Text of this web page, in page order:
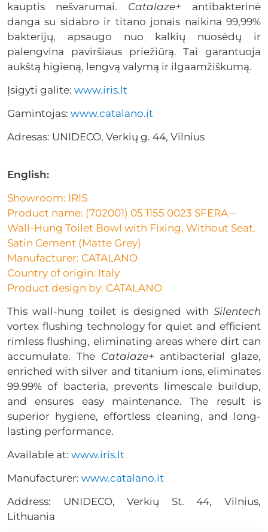
kauptis nešvarumai. Catalaze+ antibakterinė
danga su sidabro ir titano jonais naikina 99,99%
bakterijų, apsaugo nuo kalkių nuosėdų ir
palengvina paviršiaus priežiūrą. Tai garantuoja
aukštą higieną, lengvą valymą ir ilgaamžiškumą.
Įsigyti galite: www.iris.lt
Gamintojas: www.catalano.it
Adresas: UNIDECO, Verkių g. 44, Vilnius
English:
Showroom: IRIS
Product name: (702001) 05 1155 0023 SFERA –
Wall-Hung Toilet Bowl with Fixing, Without Seat,
Satin Cement (Matte Grey)
Manufacturer: CATALANO
Country of origin: Italy
Product design by: CATALANO
This wall-hung toilet is designed with Silentech
vortex flushing technology for quiet and efficient
rimless flushing, eliminating areas where dirt can
accumulate. The Catalaze+ antibacterial glaze,
enriched with silver and titanium ions, eliminates
99.99% of bacteria, prevents limescale buildup,
and ensures easy maintenance. The result is
superior hygiene, effortless cleaning, and long-
lasting performance.
Available at: www.iris.lt
Manufacturer: www.catalano.it
Address: UNIDECO, Verkių St. 44, Vilnius,
Lithuania